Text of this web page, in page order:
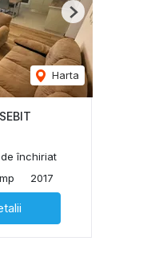
Harta
Next
închiriat
2017